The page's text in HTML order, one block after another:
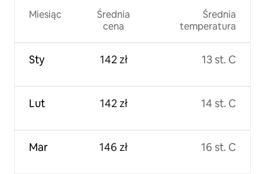
Miesiąc
Sty
Lut
Mar
Średnia
cena
142 zł
142 zł
146 zł
Średnia
temperatura
13 st. C
14 st. C
16 st. C